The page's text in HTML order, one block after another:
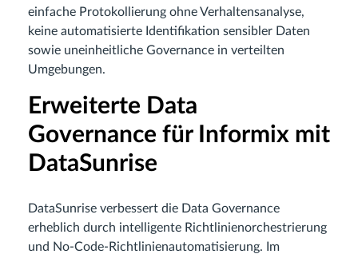
einfache Protokollierung ohne Verhaltensanalyse,
keine automatisierte Identifikation sensibler Daten
sowie uneinheitliche Governance in verteilten
Umgebungen.
Erweiterte Data
Governance für Informix mit
DataSunrise
DataSunrise verbessert die Data Governance
erheblich durch intelligente Richtlinienorchestrierung
und No-Code-Richtlinienautomatisierung. Im